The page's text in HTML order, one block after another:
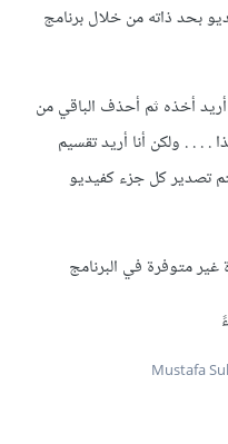
بحد ذاته من خلال برنامج
أخذه ثم أحذف الباقي من
. . . ولكن أنا أريد تقسيم
تصدير كل جزء كفيديو
متوفرة في البرنامج